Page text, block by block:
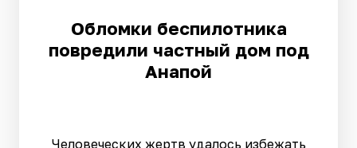
Обломки беспилотника
повредили частный дом под
Анапой
Человеческих жертв удалось избежать